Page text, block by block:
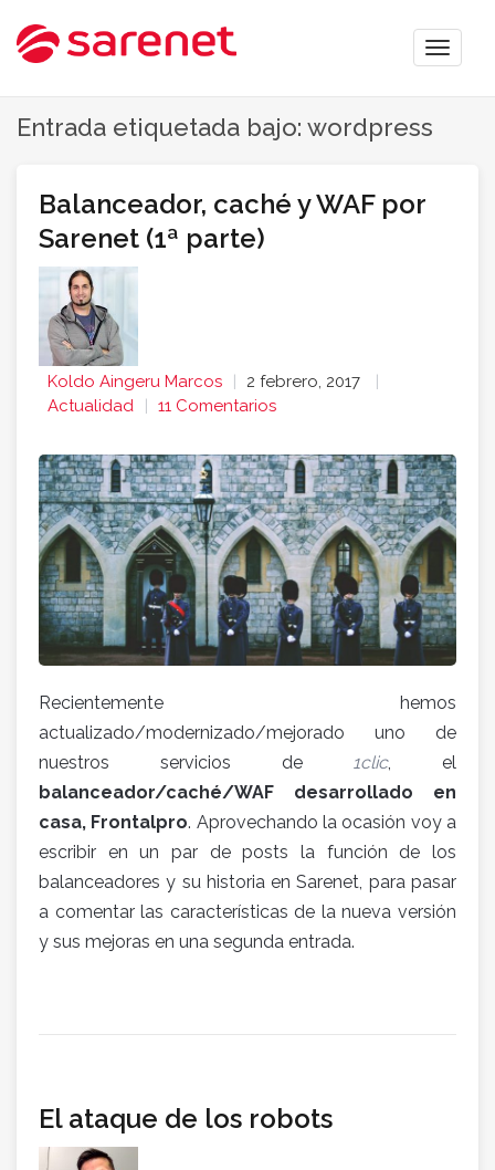
Toggle
Entrada etiquetada bajo: wordpress
Balanceador, caché y WAF por
Sarenet (1ª parte)
Koldo Aingeru Marcos
2 febrero, 2017
Actualidad
11 Comentarios
Recientemente hemos
actualizado/modernizado/mejorado uno de
nuestros servicios de 1clic, el
balanceador/caché/WAF desarrollado en
casa, Frontalpro. Aprovechando la ocasión voy a
escribir en un par de posts la función de los
balanceadores y su historia en Sarenet, para pasar
a comentar las características de la nueva versión
y sus mejoras en una segunda entrada.
El ataque de los robots